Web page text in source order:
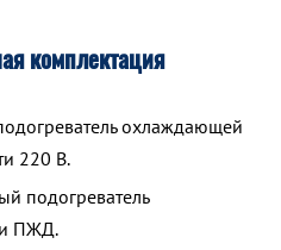
комплектация
охлаждающей
220 В.
подогреватель
ПЖД.